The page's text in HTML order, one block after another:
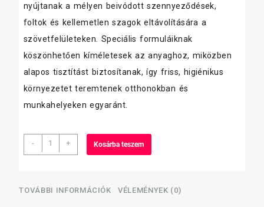
nyújtanak a mélyen beivódott szennyeződések,
foltok és kellemetlen szagok eltávolítására a
szövetfelületeken. Speciális formuláiknak
köszönhetően kíméletesek az anyaghoz, miközben
alapos tisztítást biztosítanak, így friss, higiénikus
környezetet teremtenek otthonokban és
munkahelyeken egyaránt.
-
Vanish
szőnyegtisztító
mennyiség
+ Kosárba teszem
TOVÁBBI INFORMÁCIÓK VÉLEMÉNYEK (0)